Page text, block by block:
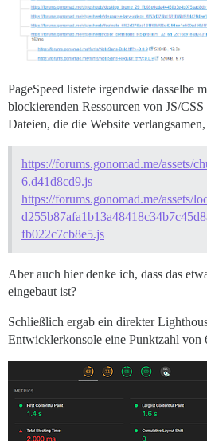
PageSpeed listete irgendwie dasselbe
blockierenden Ressourcen von JS/
Dateien, die die Website
https://forums.gonomad.me/assets/
6.d41d8cd9.js
https://forums.gonomad.me/assets/
fb022c7cb8e5.js
Aber auch hier denke ich, dass das
eingebaut ist?
Schließlich ergab ein direkter
Entwicklerkonsole eine Punktzahl von